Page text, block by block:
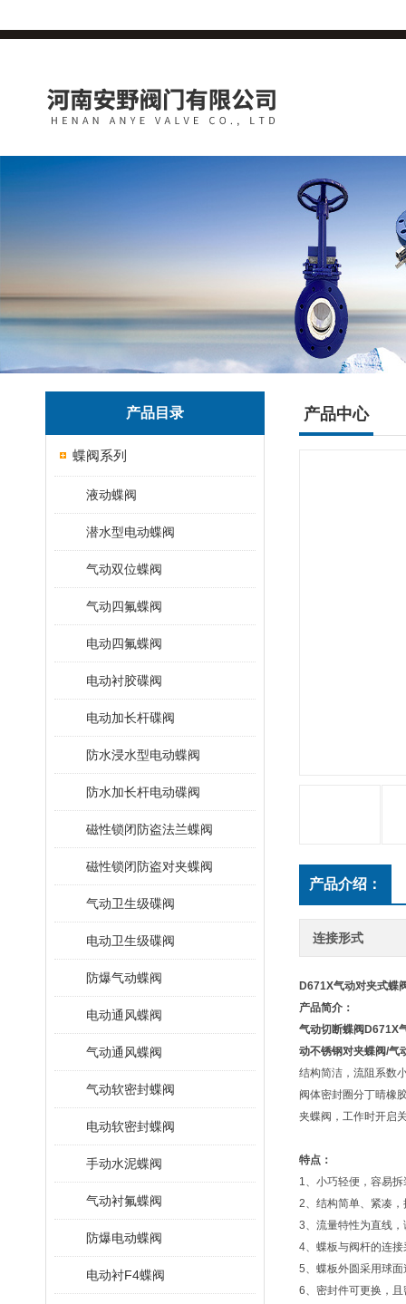
产品目录
蝶阀系列
液动蝶阀
潜水型电动蝶阀
气动双位蝶阀
气动四氟蝶阀
电动四氟蝶阀
电动衬胶碟阀
电动加长杆碟阀
防水浸水型电动蝶阀
防水加长杆电动碟阀
磁性锁闭防盗法兰蝶阀
磁性锁闭防盗对夹蝶阀
气动卫生级碟阀
电动卫生级碟阀
防爆气动蝶阀
电动通风蝶阀
气动通风蝶阀
气动软密封蝶阀
电动软密封蝶阀
手动水泥蝶阀
气动衬氟蝶阀
防爆电动蝶阀
电动衬F4蝶阀
产品中心
产品介绍：
连接形式
D671X气动对夹式蝶
产品简介：
气动切断蝶阀 D671X
动不锈钢对夹蝶阀/气
结构简洁，流阻系数
阀体密封圈分丁晴橡
夹蝶阀，工作时开启
特点：
1、小巧轻便，容易
2、结构简单、紧凑
3、流量特性为直线
4、蝶板与阀杆的连
5、蝶板外圆采用球
6、密封件可更换，